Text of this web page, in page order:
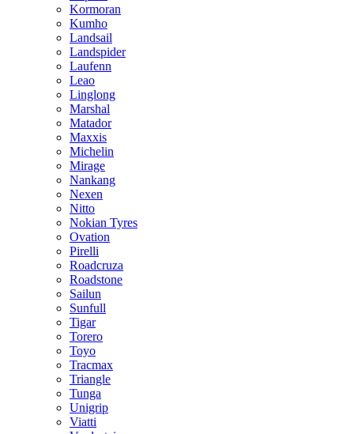
Kormoran
Kumho
Landsail
Landspider
Laufenn
Leao
Linglong
Marshal
Matador
Maxxis
Michelin
Mirage
Nankang
Nexen
Nitto
Nokian Tyres
Ovation
Pirelli
Roadcruza
Roadstone
Sailun
Sunfull
Tigar
Torero
Toyo
Tracmax
Triangle
Tunga
Unigrip
Viatti